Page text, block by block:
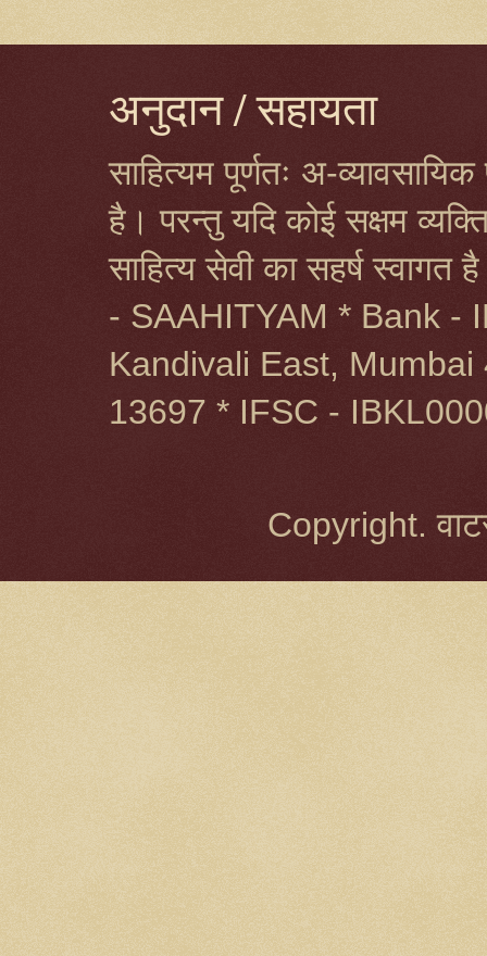
अनुदान / सहायता
साहित्यम पूर्णतः अ-
है। परन्तु यदि कोई सक्षम
साहित्य सेवी का सहर्ष
- SAAHITYAM * Bank -
Kandivali East,
13697 * IFSC -
Copyright.